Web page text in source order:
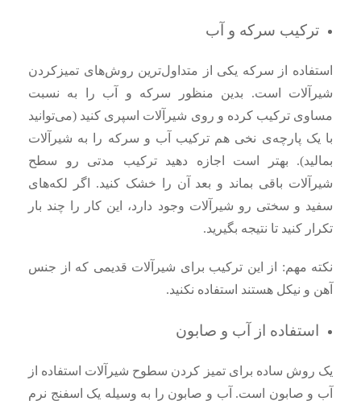
ترکیب سرکه و آب
استفاده از سرکه یکی از متداول‌ترین روش‌های تمیزکردن
شیرآلات است. بدین منظور سرکه و آب را به نسبت
مساوی ترکیب کرده و روی شیرآلات اسپری کنید (می‌توانید
با یک پارچه‌ی نخی هم ترکیب آب و سرکه را به شیرآلات
بمالید). بهتر است اجازه دهید ترکیب مدتی رو سطح
شیرآلات باقی بماند و بعد آن را خشک کنید. اگر لکه‌های
سفید و سختی رو شیرآلات وجود دارد، این کار را چند بار
تکرار کنید تا نتیجه بگیرید.
نکته مهم: از این ترکیب برای شیرآلات قدیمی که از جنس
آهن و نیکل هستند استفاده نکنید.
استفاده از آب و صابون
یک روش ساده برای تمیز کردن سطوح شیرآلات استفاده از
آب و صابون است. آب و صابون را به وسیله‌ یک اسفنج نرم